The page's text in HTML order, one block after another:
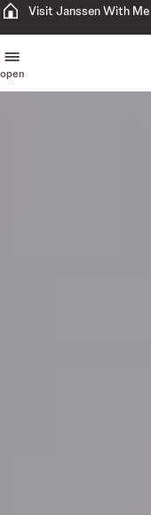
Visit Janssen With Me
open